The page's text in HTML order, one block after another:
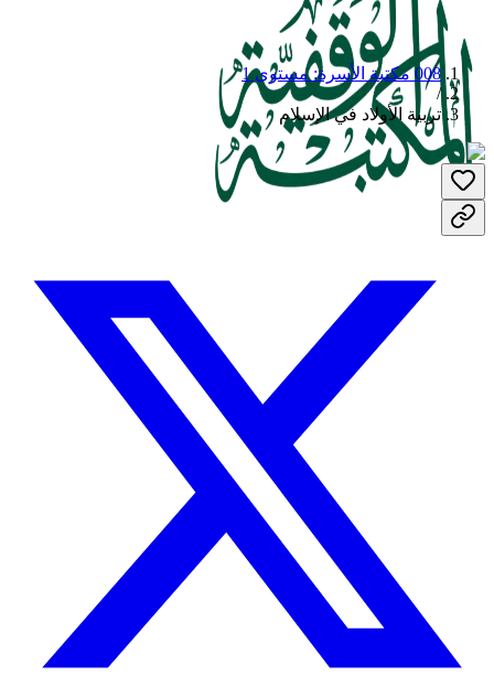
008 مكتبة الأسرة: مستوى 1
/
تربية الأولاد في الإسلام